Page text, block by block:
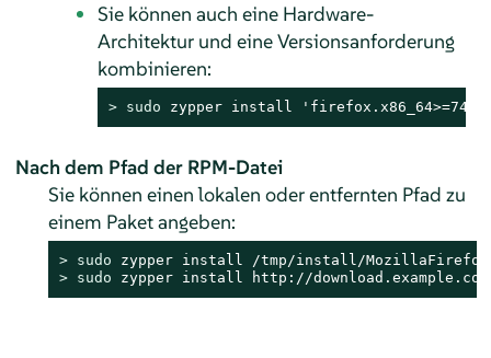
Sie können auch eine Hardware-
Architektur und eine Versionsanforderung
kombinieren:
> sudo zypper install
Nach dem Pfad der RPM-Datei
Sie können einen lokalen oder entfernten Pfad zu
einem Paket angeben:
> sudo
> sudo zypper install http://